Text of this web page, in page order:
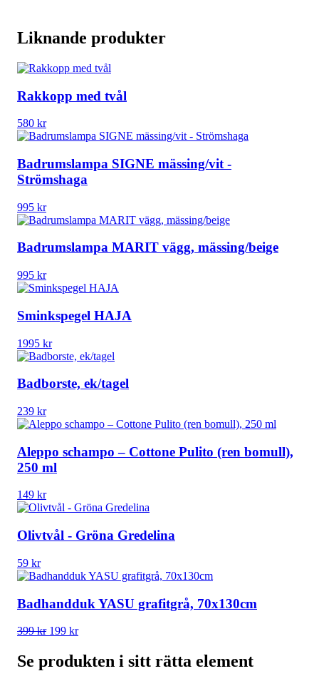
Liknande produkter
Rakkopp med tvål
580 kr
Badrumslampa SIGNE mässing/vit -
Strömshaga
995 kr
Badrumslampa MARIT vägg, mässing/beige
995 kr
Sminkspegel HAJA
1995 kr
Badborste, ek/tagel
239 kr
Aleppo schampo – Cottone Pulito (ren bomull),
250 ml
149 kr
Olivtvål - Gröna Gredelina
59 kr
Badhandduk YASU grafitgrå, 70x130cm
399kr Det
priset
var:
199 krDet
priset
är:
Se produkten i sitt rätta element